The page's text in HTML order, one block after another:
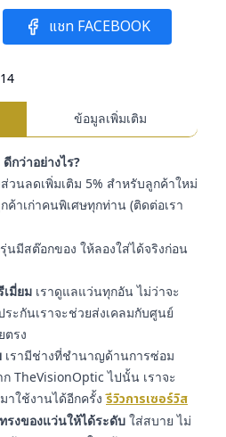
แชท FACEBOOK
ข้อมูลเพิ่มเติม
กว่าอย่างไร?
วนลดเพิ่มเติม 5% สำหรับลูกค้าใหม่
าเก่าคนพิเศษทุกท่าน (ติดต่อเรา
นมีสต๊อกของ ให้ลองใส่ได้จริงก่อน
มี่ยม เราดูแลแว่นทุกอัน ไม่ว่าจะ
ะกันเราจะช่วยส่งเคลมกับศูนย์
รง
เรามีช่างที่ชำนาญด้านการซ่อม
TheVisionOptic ไปนั้น เราจะ
าใช้งานได้อีกครั้งรีวิวการเซอร์วิส
รงของแว่นให้ได้ระดับ ใส่สบาย ไม่